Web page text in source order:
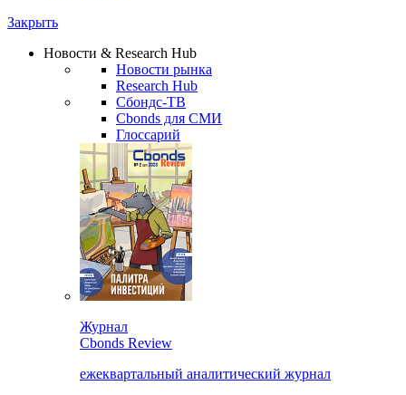
Закрыть
Новости & Research Hub
Новости рынка
Research Hub
Сбондс-ТВ
Cbonds для СМИ
Глоссарий
Журнал
Cbonds Review
ежеквартальный аналитический журнал